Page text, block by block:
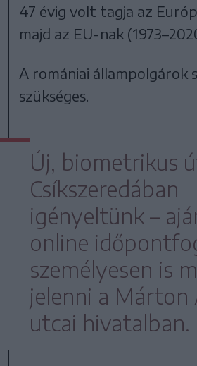
47 évig volt tagja az
majd az EU-nak
A romániai állampolgárok
szükséges.
Új, biometrikus
Csíkszeredában
igényeltünk –
online
személyesen is
jelenni a Márton
utcai hivatalban.